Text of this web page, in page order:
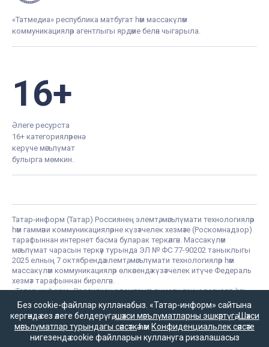
«Татмедиа» республика матбугат һәм массакүләм
коммуникацияләр агентлыгы ярдәме белән чыгарыла.
16+
Әлеге ресурста
16+ категорияләренә
керүче мәгълүмат
булырга мөмкин.
Татар-информ (Татар) Россиянең элемтә, мәгълүмати технологияләр
һәм гаммәви коммуникацияләрне күзәтчелек хезмәте (Роскомнадзор)
тарафыннан интернет басма буларак теркәлгән. Массакүләм
мәгълүмат чарасын теркәү турында ЭЛ № ФС 77-90202 таныклыгы
2025 елның 7 октябрендә элемтә, мәгълүмати технологияләр һәм
массакүләм коммуникацияләр өлкәсендә күзәтчелек итүче Федераль
хезмәт тарафыннан бирелгән.
«Татар-информ» Россиянең элемтә, мәгълүмати технологияләр һәм
гаммәви коммуникацияләрне күзәтчелек хезмәте (Роскомнадзор)
тарафыннан мәгълүмат агентлыгы буларак 15.09.2016 елда
теркәлгән. Гамәлдәге таныклык номеры – № ФС 77 – 67031. РФ
«Матбугат турында» законының 23 маддәсе буенча, «Татар-
информ» мәгълүмат агентлыгы язмаларын һәм материалларын
Без cookie-файллар кулланабыз. «Татар-информ» сайтына
кергәндә сез әлеге белдерүгә,шәхси мәгълүматларны эшкәртүгә,Шәхси
мәгълүматлар турындагы сәясәткәһәм Конфиденциальлек сәясәте
нигезендә cookie файлларын куллануга ризалашасыз